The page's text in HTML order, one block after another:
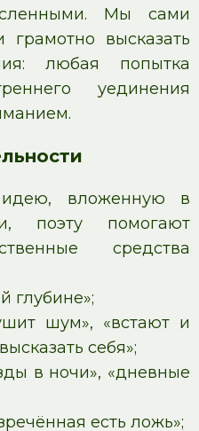
Мы сами
высказать
любая попытка
уединения
вложенную в
поэту помогают
средства
глубине»;
шум», «встают и
себя»;
в ночи», «дневные
есть ложь»;